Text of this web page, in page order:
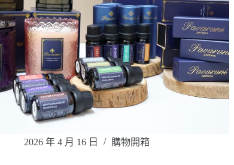
2026 年 4 月 16 日 購物開箱